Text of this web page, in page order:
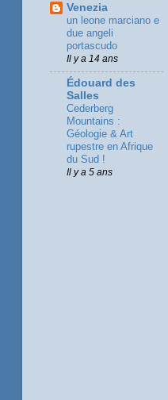
Venezia
un leone marciano e
due angeli
portascudo
Il y a 14 ans
Édouard des
Salles
Cederberg
Mountains :
Géologie & Art
rupestre en Afrique
du Sud !
Il y a 5 ans